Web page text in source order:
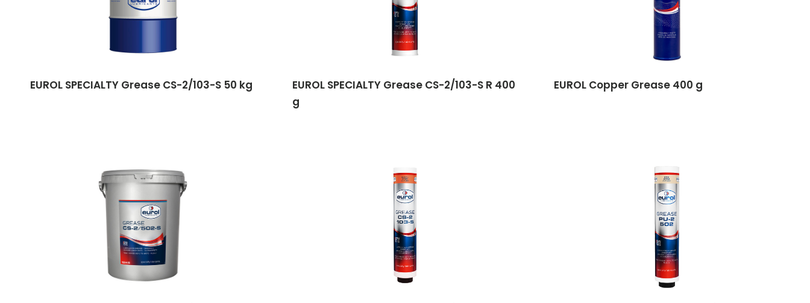
EUROL SPECIALTY Grease CS-2/103-S 50 kg
EUROL SPECIALTY Grease CS-2/103-S R 400
g
EUROL Copper Grease 400 g